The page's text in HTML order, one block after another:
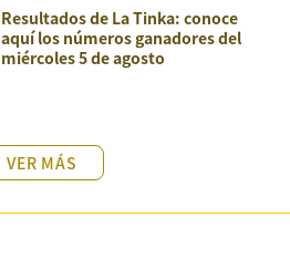
Resultados de La Tinka: conoce
aquí los números ganadores del
miércoles 5 de agosto
VER MÁS